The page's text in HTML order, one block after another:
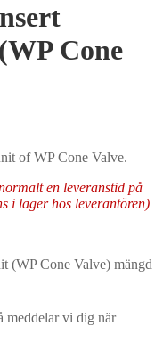
Cone
of WP Cone Valve.
en leveranstid på
i lager hos leverantören)
(WP Cone Valve) mängd
meddelar vi dig när